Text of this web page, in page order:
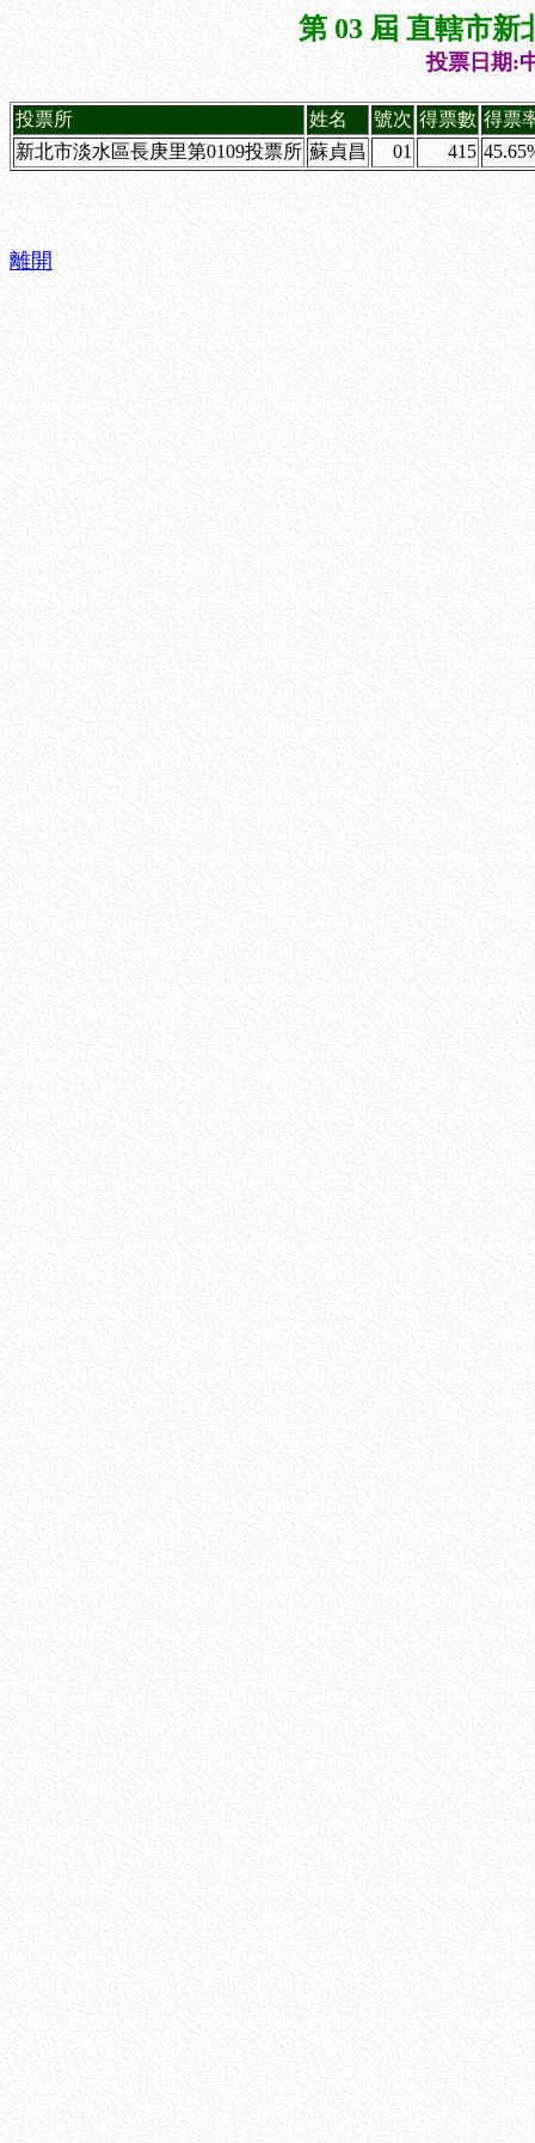
第 03 屆 直轄市新
投票日期:
投票所 姓名 號次 得票數 得票
新北市淡水區長庚里第0109投票所 蘇貞昌 01 415
離開